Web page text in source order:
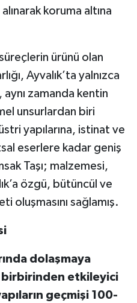
alınarak koruma altına
ürünü olan
Ayvalık’ta yalnızca
zamanda kentin
unsurlardan biri
yapılarına, istinat ve
eserlere kadar geniş
Taşı; malzemesi,
özgü, bütüncül ve
oluşmasını sağlamış.
dolaşmaya
birbirinden etkileyici
geçmişi 100-